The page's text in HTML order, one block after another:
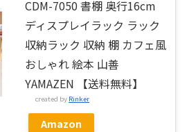
CDM-7050 書棚 奥行16cm
ディスプレイラック ラック
収納ラック 収納 棚 カフェ風
おしゃれ 絵本 山善
YAMAZEN 【送料無料】
created by Rinker
Amazon